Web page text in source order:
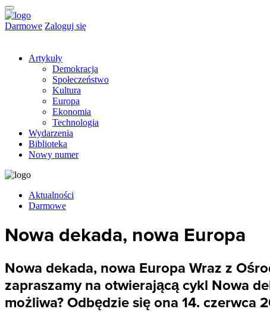
Darmowe Zaloguj się
Artykuły
Demokracja
Społeczeństwo
Kultura
Europa
Ekonomia
Technologia
Wydarzenia
Biblioteka
Nowy numer
Aktualności
Darmowe
Nowa dekada, nowa Europa
Nowa dekada, nowa Europa Wraz z
zapraszamy na otwierającą cykl Nowa
możliwa? Odbędzie się ona 14. czerwca